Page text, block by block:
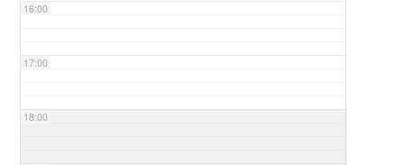
16:00
17:00
18:00